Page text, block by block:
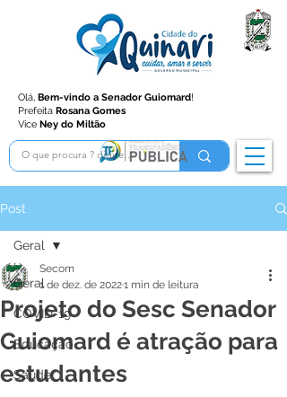
Olá, Bem-vindo a Senador Guiomard!
Prefeita Rosana Gomes
Vice Ney do Miltão
Post
Geral
COVID-19
Educação
Saúde
Geral
Projeto do Sesc Senador
Guiomard é atração para
estudantes
Secom
1 de dez. de 20221 min de leitura